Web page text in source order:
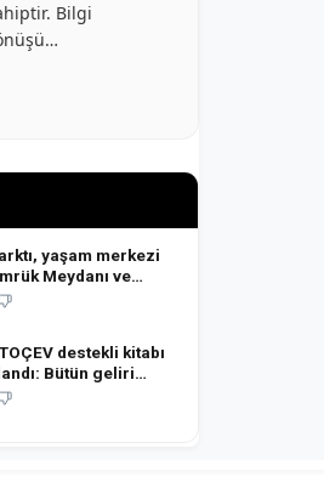
Bilgi
yaşam merkezi
Meydanı ve
destekli kitabı
Bütün geliri